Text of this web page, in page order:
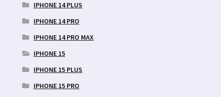
IPHONE 14 PLUS
IPHONE 14 PRO
IPHONE 14 PRO MAX
IPHONE 15
IPHONE 15 PLUS
IPHONE 15 PRO